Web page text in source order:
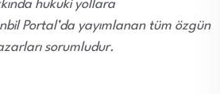
hukuki yollara
Portal’da yayımlanan tüm özgün
sorumludur.